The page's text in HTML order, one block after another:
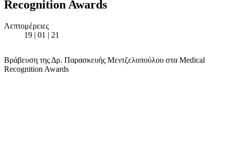
Recognition Awards
Λεπτομέρειες
19 | 01 | 21
Βράβευση της Δρ. Παρασκευής Μεντζελοπούλου στα Medical
Recognition Awards